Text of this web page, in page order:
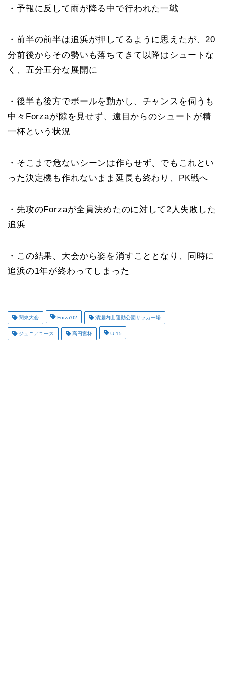
・予報に反して雨が降る中で行われた一戦
・前半の前半は追浜が押してるように思えたが、20
分前後からその勢いも落ちてきて以降はシュートな
く、五分五分な展開に
・後半も後方でボールを動かし、チャンスを伺うも
中々Forzaが隙を見せず、遠目からのシュートが精
一杯という状況
・そこまで危ないシーンは作らせず、でもこれとい
った決定機も作れないまま延長も終わり、PK戦へ
・先攻のForzaが全員決めたのに対して2人失敗した
追浜
・この結果、大会から姿を消すこととなり、同時に
追浜の1年が終わってしまった
関東大会 Forza'02 清瀬内山運動公園サッカー場
ジュニアユース 高円宮杯 U-15